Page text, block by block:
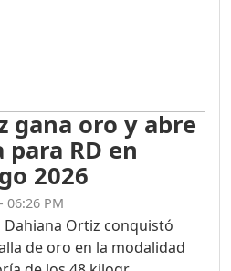
gana oro y abre
RD en
2026
06:26 PM
Ortiz conquistó
de oro en la modalidad